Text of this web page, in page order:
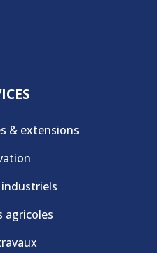
& extensions
agricoles